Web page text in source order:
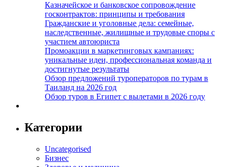
Казначейское и банковское сопровождение
госконтрактов: принципы и требования
Гражданские и уголовные дела: семейные,
наследственные, жилищные и трудовые споры с
участием автоюриста
Промоакции в маркетинговых кампаниях:
уникальные идеи, профессиональная команда и
достигнутые результаты
Обзор предложений туроператоров по турам в
Таиланд на 2026 год
Обзор туров в Египет с вылетами в 2026 году
Категории
Uncategorised
Бизнес